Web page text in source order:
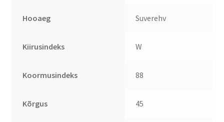
Hooaeg Suverehv
Kiirusindeks W
Koormusindeks 88
Kõrgus 45